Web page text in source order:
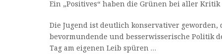
Ein „Positives“ haben die Grünen bei aller Kritik
Die Jugend ist deutlich konservativer geworden,
bevormundende und besserwisserische Politik
Tag am eigenen Leib spüren …